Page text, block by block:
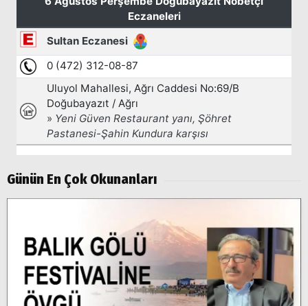
Günün En Çok Okunanları
Arama
Ağrı
Doğubayazıt